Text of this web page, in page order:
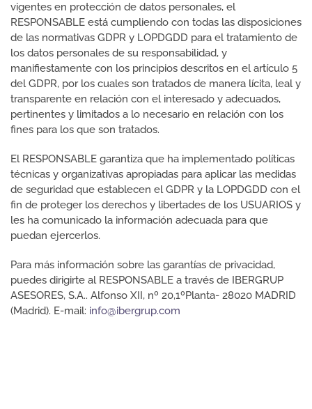
vigentes en protección de datos personales, el
RESPONSABLE está cumpliendo con todas las disposiciones
de las normativas GDPR y LOPDGDD para el tratamiento de
los datos personales de su responsabilidad, y
manifiestamente con los principios descritos en el artículo 5
del GDPR, por los cuales son tratados de manera lícita, leal y
transparente en relación con el interesado y adecuados,
pertinentes y limitados a lo necesario en relación con los
fines para los que son tratados.
El RESPONSABLE garantiza que ha implementado políticas
técnicas y organizativas apropiadas para aplicar las medidas
de seguridad que establecen el GDPR y la LOPDGDD con el
fin de proteger los derechos y libertades de los USUARIOS y
les ha comunicado la información adecuada para que
puedan ejercerlos.
Para más información sobre las garantías de privacidad,
puedes dirigirte al RESPONSABLE a través de IBERGRUP
ASESORES, S.A.. Alfonso XII, nº 20,1ºPlanta- 28020 MADRID
(Madrid). E-mail: info@ibergrup.com